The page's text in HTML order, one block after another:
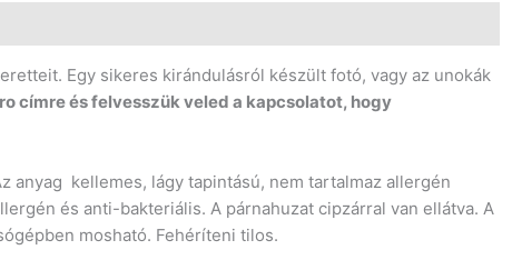
Egy sikeres kirándulásról készült fotó, vagy az unokák
címre és felvesszük veled a kapcsolatot, hogy
anyag kellemes, lágy tapintású, nem tartalmaz allergén
és anti-bakteriális. A párnahuzat cipzárral van ellátva. A
mosható. Fehéríteni tilos.